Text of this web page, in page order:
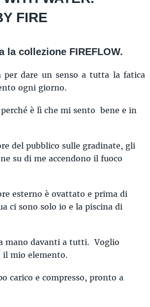
FIRE
la collezione FIREFLOW.
per dare un senso a tutta la fatica
ogni giorno.
perché è lì che mi sento bene e in
del pubblico sulle gradinate, gli
su di me accendono il fuoco
esterno è ovattato e prima di
ci sono solo io e la piscina di
mano davanti a tutti. Voglio
mio elemento.
carico e compresso, pronto a